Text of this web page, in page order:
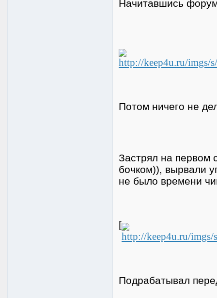
Начитавшись
Потом ничего не
Застрял на первом
бочком)), вырвали
не было времени
[
Подрабатывал